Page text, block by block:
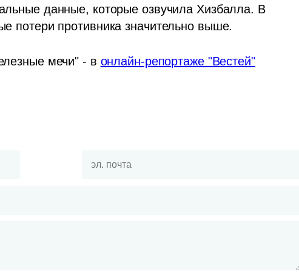
данные, которые озвучила Хизбалла. В
потери противника значительно выше.
мечи" - в онлайн-репортаже "Вестей"